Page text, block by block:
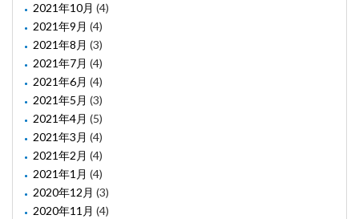
2021年10月 (4)
2021年9月 (4)
2021年8月 (3)
2021年7月 (4)
2021年6月 (4)
2021年5月 (3)
2021年4月 (5)
2021年3月 (4)
2021年2月 (4)
2021年1月 (4)
2020年12月 (3)
2020年11月 (4)